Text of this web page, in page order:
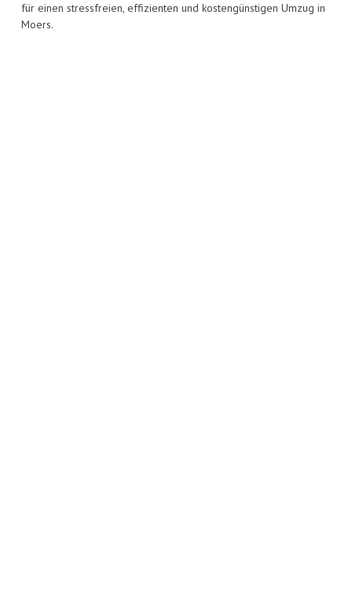
für einen stressfreien, effizienten und kostengünstigen Umzug in
Moers.